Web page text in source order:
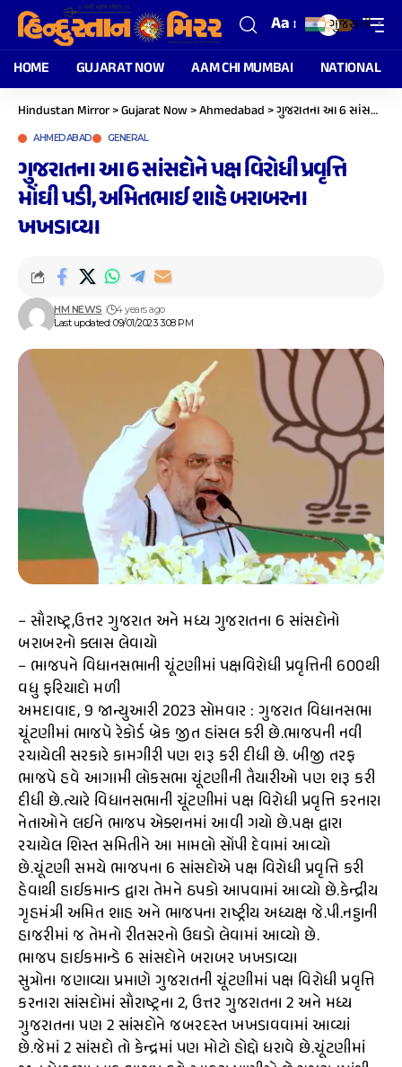
Aa
HOME GUJARAT NOW AAM CHI MUMBAI NATIONAL
Hindustan Mirror>Gujarat Now>Ahmedabad>ગુજરાતના આ 6 સાંસદોને પક્ષ વિરોધી પ્રવૃત્તિ મોંઘી પડી, અમિતભાઈ શાહે બરાબરના ખખડાવ્યા
AHMEDABAD GENERAL
ગુજરાતના આ 6 સાંસદોને પક્ષ વિરોધી પ્રવૃત્તિ
મોંઘી પડી, અમિતભાઈ શાહે બરાબરના
ખખડાવ્યા
Last updated: 09/01/2023 3:08 PM
HM NEWS 4 years ago
– સૌરાષ્ટ્ર,ઉત્તર ગુજરાત અને મધ્ય ગુજરાતના 6 સાંસદોનો
બરાબરનો ક્લાસ લેવાયો
– ભાજપને વિધાનસભાની ચૂંટણીમાં પક્ષવિરોધી પ્રવૃત્તિની 600થી
વધુ ફરિયાદો મળી
અમદાવાદ, 9 જાન્યુઆરી 2023 સોમવાર : ગુજરાત વિધાનસભા
ચૂંટણીમાં ભાજપે રેકોર્ડ બ્રેક જીત હાંસલ કરી છે.ભાજપની નવી
રચાયેલી સરકારે કામગીરી પણ શરૂ કરી દીધી છે. બીજી તરફ
ભાજપે હવે આગામી લોકસભા ચૂંટણીની તૈયારીઓ પણ શરૂ કરી
દીધી છે.ત્યારે વિધાનસભાની ચૂંટણીમાં પક્ષ વિરોધી પ્રવૃત્તિ કરનારા
નેતાઓને લઈને ભાજપ એક્શનમાં આવી ગયો છે.પક્ષ દ્વારા
રચાયેલ શિસ્ત સમિતીને આ મામલો સોંપી દેવામાં આવ્યો
છે.ચૂંટણી સમયે ભાજપના 6 સાંસદોએ પક્ષ વિરોધી પ્રવૃત્તિ કરી
હેવાથી હાઈકમાન્ડ દ્વારા તેમને ઠપકો આપવામાં આવ્યો છે.કેન્દ્રીય
ગૃહમંત્રી અમિત શાહ અને ભાજપના રાષ્ટ્રીય અધ્યક્ષ જે.પી.નડ્ડાની
હાજરીમાં જ તેમનો રીતસરનો ઉઘડો લેવામાં આવ્યો છે.
ભાજપ હાઈકમાન્ડે 6 સાંસદોને બરાબર ખખડાવ્યા
સુત્રોના જણાવ્યા પ્રમાણે ગુજરાતની ચૂંટણીમાં પક્ષ વિરોધી પ્રવૃત્તિ
કરનારા સાંસદોમાં સૌરાષ્ટ્રના 2, ઉત્તર ગુજરાતના 2 અને મધ્ય
ગુજરાતના પણ 2 સાંસદોને જબરદસ્ત ખખડાવવામાં આવ્યાં
છે.જેમાં 2 સાંસદો તો કેન્દ્રમાં પણ મોટો હોદ્દો ધરાવે છે.ચૂંટણીમાં
ગુજરાતી ▼